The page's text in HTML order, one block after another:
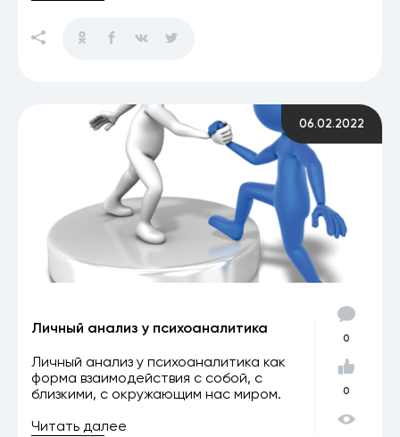
06.02.2022
Личный анализ у психоаналитика
Личный анализ у психоаналитика как
форма взаимодействия с собой, с
близкими, с окружающим нас миром.
Читать далее
0
0